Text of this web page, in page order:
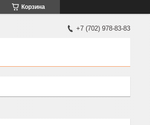
Корзина
+7 (702) 978-83-83